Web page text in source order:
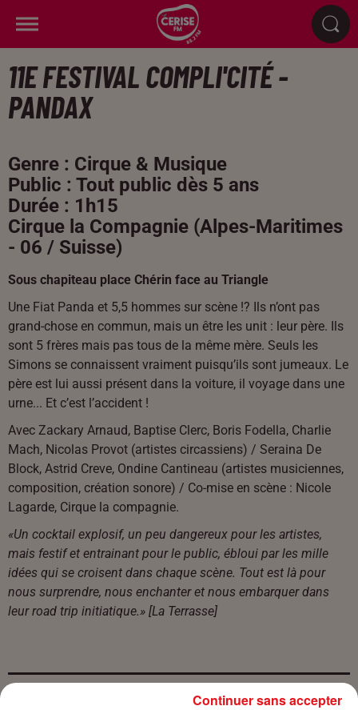
11E FESTIVAL COMPLI'CITÉ -
PANDAX
Genre : Cirque & Musique
Public : Tout public dès 5 ans
Durée : 1h15
Cirque la Compagnie (Alpes-Maritimes
- 06 / Suisse)
Sous chapiteau place Chérin face au Triangle
Une Fiat Panda et 5,5 hommes sur scène !? Ils n’ont pas
grand-chose en commun, mais un être les unit : leur père. Ils
sont 5 frères mais pas tous de la même mère. Seuls les
Simons se connaissent vraiment puisqu’ils sont jumeaux. Le
père est lui aussi présent dans la voiture, il voyage dans une
urne... Et c’est l’accident !
Avec Zackary Arnaud, Baptise Clerc, Boris Fodella, Charlie
Mach, Nicolas Provot (artistes circassiens) / Seraina De
Block, Astrid Creve, Ondine Cantineau (artistes musiciennes,
composition, création sonore) / Co-mise en scène : Nicole
Lagarde, Cirque la compagnie.
«Un cocktail explosif, un peu dangereux pour les artistes,
mais festif et entrainant pour le public, ébloui par les mille
idées qui se croisent dans chaque scène. Tout est là pour
nous surprendre, nous enchanter et nous embarquer dans
leur road trip initiatique.» [La Terrasse]
Continuer sans accepter